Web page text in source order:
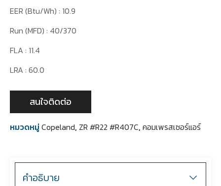
EER (Btu/Wh) : 10.9
Run (MFD) : 40/370
FLA : 11.4
LRA : 60.0
สนใจติดต่อ
หมวดหมู่Copeland, ZR #R22 #R407C, คอมเพรสเซอร์แอร์
คำอธิบาย